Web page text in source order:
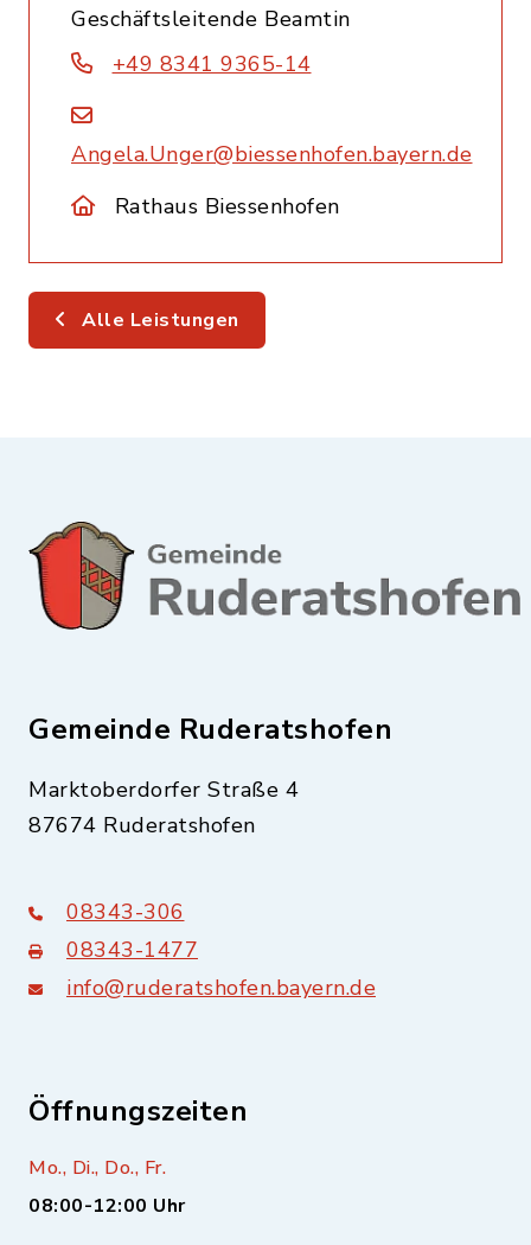
Geschäftsleitende Beamtin
+49 8341 9365-14
Angela.Unger@biessenhofen.bayern.de
Rathaus Biessenhofen
Alle Leistungen
Gemeinde Ruderatshofen
Marktoberdorfer Straße 4
87674 Ruderatshofen
08343-306
08343-1477
info@ruderatshofen.bayern.de
Öffnungszeiten
Mo., Di., Do., Fr.
08:00-12:00 Uhr